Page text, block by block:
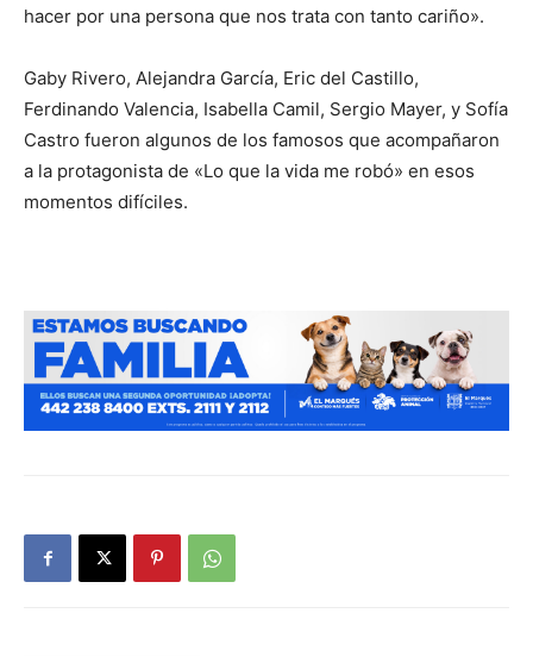
hacer por una persona que nos trata con tanto cariño».
Gaby Rivero, Alejandra García, Eric del Castillo,
Ferdinando Valencia, Isabella Camil, Sergio Mayer, y Sofía
Castro fueron algunos de los famosos que acompañaron
a la protagonista de «Lo que la vida me robó» en esos
momentos difíciles.